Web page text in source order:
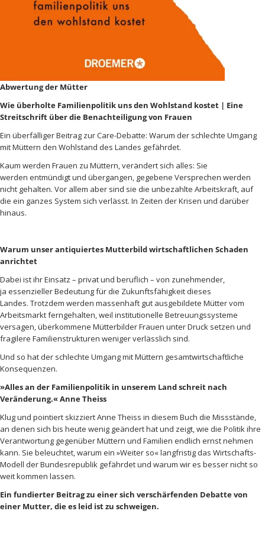
Abwertung der Mütter
Wie überholte Familienpolitik uns den Wohlstand kostet | Eine
Streitschrift über die Benachteiligung von Frauen
Ein überfälliger Beitrag zur Care-Debatte: Warum der schlechte Umgang
mit Müttern den Wohlstand des Landes gefährdet.
Kaum werden Frauen zu Müttern, verändert sich alles: Sie
werden entmündigt und übergangen, gegebene Versprechen werden
nicht gehalten. Vor allem aber sind sie die unbezahlte Arbeitskraft, auf
die ein ganzes System sich verlässt. In Zeiten der Krisen und darüber
hinaus.
Warum unser antiquiertes Mutterbild wirtschaftlichen Schaden
anrichtet
Dabei ist ihr Einsatz – privat und beruflich – von zunehmender,
ja essenzieller Bedeutung für die Zukunftsfähigkeit dieses
Landes. Trotzdem werden massenhaft gut ausgebildete Mütter vom
Arbeitsmarkt ferngehalten, weil institutionelle Betreuungssysteme
versagen, überkommene Mütterbilder Frauen unter Druck setzen und
fragilere Familienstrukturen weniger verlässlich sind.
Und so hat der schlechte Umgang mit Müttern gesamtwirtschaftliche
Konsequenzen.
»Alles an der Familienpolitik in unserem Land schreit nach
Veränderung.« Anne Theiss
Klug und pointiert skizziert Anne Theiss in diesem Buch die Missstände,
an denen sich bis heute wenig geändert hat und zeigt, wie die Politik ihre
Verantwortung gegenüber Müttern und Familien endlich ernst nehmen
kann. Sie beleuchtet, warum ein »Weiter so« langfristig das Wirtschafts-
Modell der Bundesrepublik gefährdet und warum wir es besser nicht so
weit kommen lassen.
Ein fundierter Beitrag zu einer sich verschärfenden Debatte von
einer Mutter, die es leid ist zu schweigen.